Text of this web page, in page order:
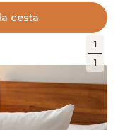
1
1
cesta